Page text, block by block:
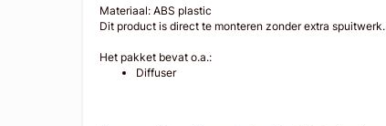
Materiaal: ABS plastic
Dit product is direct te monteren zonder extra spuitwerk.
Het pakket bevat o.a.:
Diffuser